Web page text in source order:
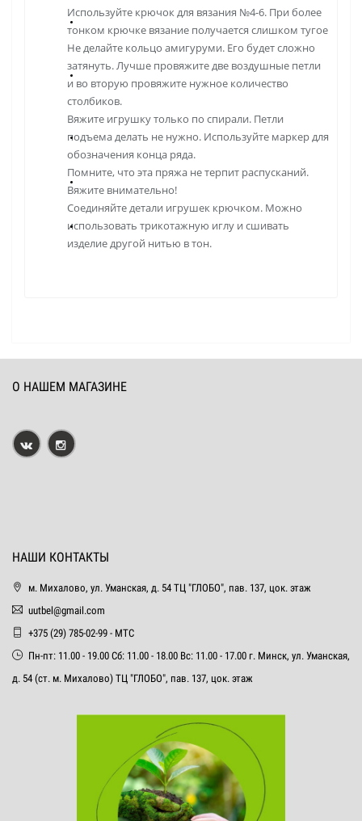
Используйте крючок для вязания №4-6. При более
тонком крючке вязание получается слишком тугое
Не делайте кольцо амигуруми. Его будет сложно
затянуть. Лучше провяжите две воздушные петли
и во вторую провяжите нужное количество
столбиков.
Вяжите игрушку только по спирали. Петли
подъема делать не нужно. Используйте маркер для
обозначения конца ряда.
Помните, что эта пряжа не терпит распусканий.
Вяжите внимательно!
Соединяйте детали игрушек крючком. Можно
использовать трикотажную иглу и сшивать
изделие другой нитью в тон.
О НАШЕМ МАГАЗИНЕ
НАШИ КОНТАКТЫ
м. Михалово, ул. Уманская, д. 54 ТЦ "ГЛОБО", пав. 137, цок. этаж
uutbel@gmail.com
+375 (29) 785-02-99 - МТС
Пн-пт: 11.00 - 19.00 Сб: 11.00 - 18.00 Вс: 11.00 - 17.00 г. Минск, ул. Уманская,
д. 54 (ст. м. Михалово) ТЦ "ГЛОБО", пав. 137, цок. этаж